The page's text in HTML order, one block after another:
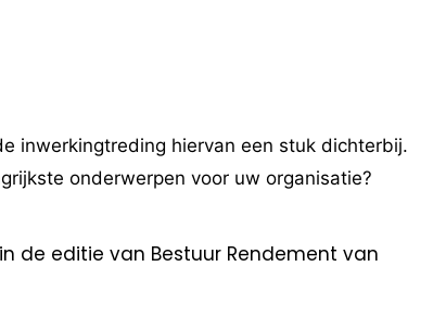
inwerkingtreding hiervan een stuk dichterbij.
onderwerpen voor uw organisatie?
de editie van Bestuur Rendement van